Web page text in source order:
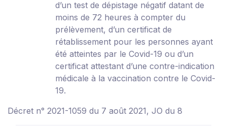
d’un test de dépistage négatif datant de
moins de 72 heures à compter du
prélèvement, d’un certificat de
rétablissement pour les personnes ayant
été atteintes par le Covid-19 ou d’un
certificat attestant d’une contre-indication
médicale à la vaccination contre le Covid-
19.
Décret n° 2021-1059 du 7 août 2021, JO du 8